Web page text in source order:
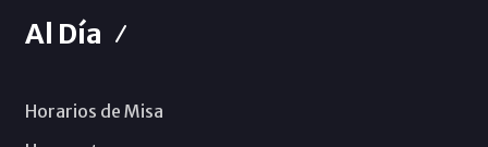
Al Día
Horarios de Misa